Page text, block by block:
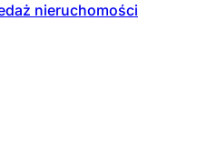
nieruchomości